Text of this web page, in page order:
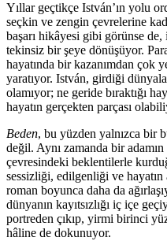
Yıllar geçtikçe István’ın yolu
seçkin ve zengin çevrelerine
başarı hikâyesi gibi görünse de,
tekinsiz bir şeye dönüşüyor.
hayatında bir kazanımdan çok
yaratıyor. István, girdiği
olamıyor; ne geride bıraktığı
hayatın gerçekten parçası
Beden, bu yüzden yalnızca bir
değil. Aynı zamanda bir
çevresindeki beklentilerle
sessizliği, edilgenliği ve hayatın
roman boyunca daha da
dünyanın kayıtsızlığı iç içe
portreden çıkıp, yirmi birinci
hâline de dokunuyor.